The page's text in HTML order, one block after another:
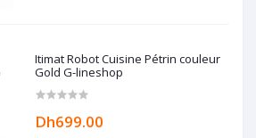
Itimat Robot Cuisine Pétrin couleur
Gold G-lineshop
Dh699.00